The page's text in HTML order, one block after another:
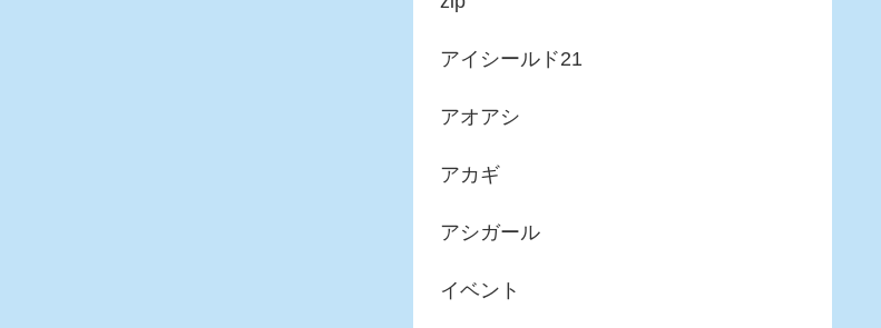
アイシールド21
アオアシ
アカギ
アシガール
イベント